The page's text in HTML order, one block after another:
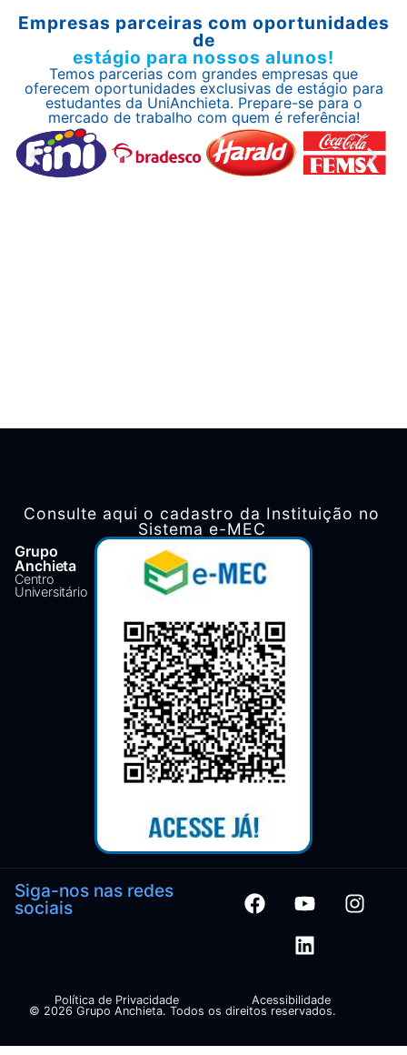
Empresas parceiras com oportunidades
de
estágio para nossos alunos!
Temos parcerias com grandes empresas que
oferecem oportunidades exclusivas de estágio para
estudantes da UniAnchieta. Prepare-se para o
mercado de trabalho com quem é referência!
Grupo
Anchieta
Centro
Universitário
Consulte aqui o cadastro da Instituição no
Sistema e-MEC
Siga-nos nas redes
sociais
© 2026 Grupo Anchieta. Todos os direitos reservados.
Política de Privacidade Acessibilidade